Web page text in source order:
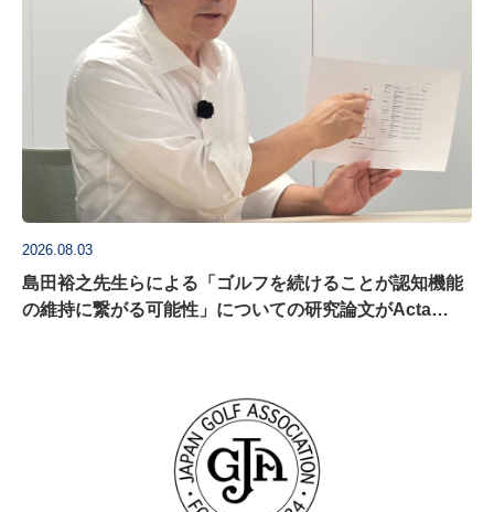
2026.08.03
島田裕之先生らによる「ゴルフを続けることが認知機能
の維持に繋がる可能性」についての研究論文がActa